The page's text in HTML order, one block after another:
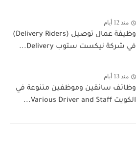
منذ 12 أيام
وظيفة عمال توصيل (Delivery Riders)
في شركة نيكست ستوب Delivery...
منذ 13 أيام
وظائف سائقين وموظفين متنوعة في
الكويت Various Driver and Staff...